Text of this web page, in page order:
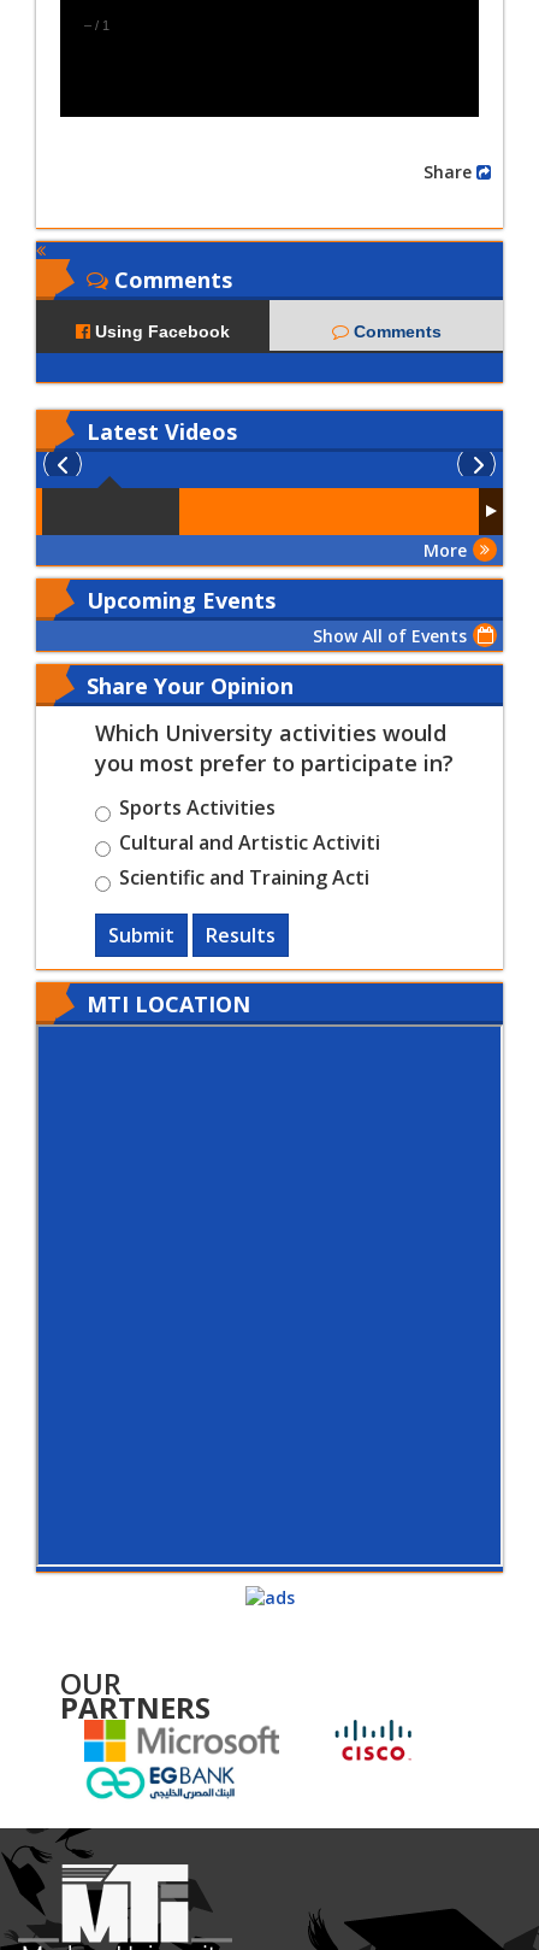
– / 1
Comments
Using Facebook Comments
Latest Videos
More
Upcoming Events
Show All of Events
Share Your Opinion
Which University activities would
you most prefer to participate in?
Sports Activities
Cultural and Artistic Activiti
Scientific and Training Acti
Submit Results
MTI LOCATION
OUR
PARTNERS